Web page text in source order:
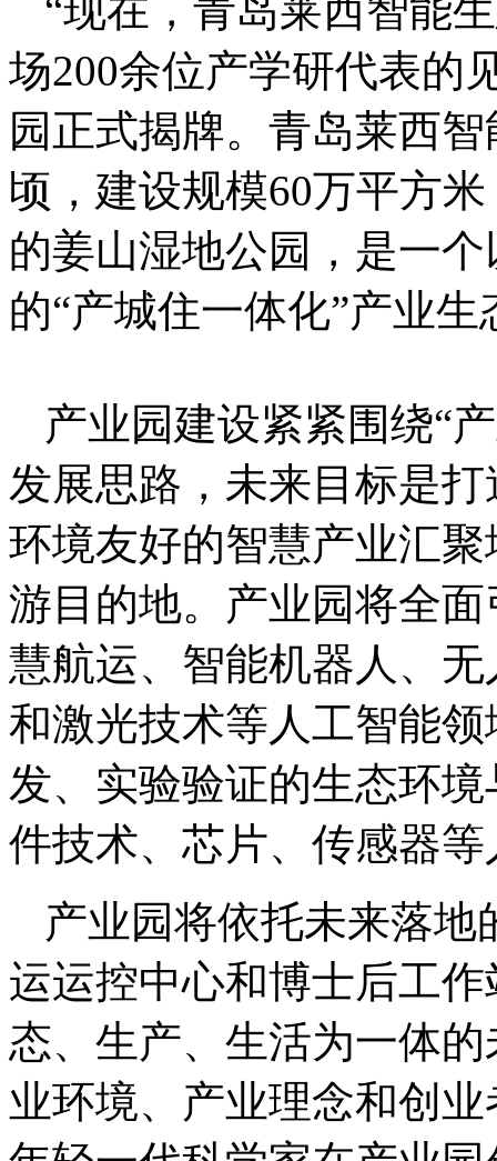
“现在，青岛莱西智能
场200余位产学研代表的
园正式揭牌。青岛莱西
顷，建设规模60万平方
的姜山湿地公园，是一
的“产城住一体化”产业生
产业园建设紧紧围绕“
发展思路，未来目标是
环境友好的智慧产业汇
游目的地。产业园将全
慧航运、智能机器人、
和激光技术等人工智能
发、实验验证的生态环
件技术、芯片、传感器
产业园将依托未来落
运运控中心和博士后工
态、生产、生活为一体
业环境、产业理念和创